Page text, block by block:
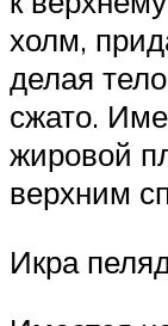
холм,
делая
сжато.
жировой
верхним
Икра